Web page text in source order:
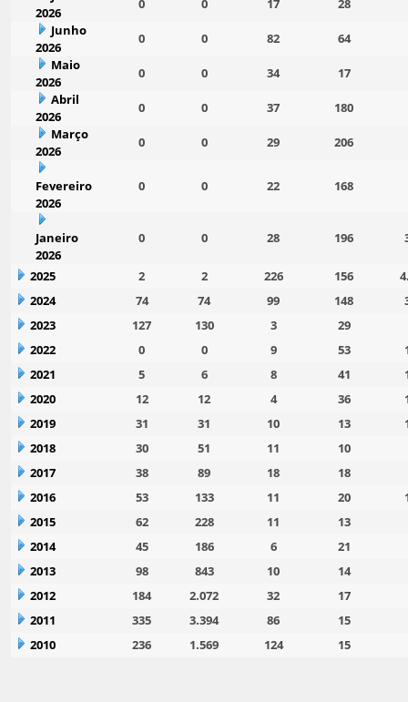
2026
0 0 17 28
Junho
2026
0 0 82 64
Maio
2026
0 0 34 17
Abril
2026
0 0 37 180
Março
2026
0 0 29 206
Fevereiro
2026
0 0 22 168
Janeiro
2026
0 0 28 196
2025 2 2 226 156
2024
74 74 99 148
2023
127 130 3 29
2022
0 0 9 53
2021
5 6 8 41
2020
12 12 4 36
2019
31 31 10 13
2018
30 51 11 10
2017
38 89 18 18
2016
53 133 11 20
2015
62 228 11 13
2014
45 186 6
21
2013
98 843 10
14
2012
184 2.072 32
17
2011
335 3.394 86
15
2010
236 1.569 124 15